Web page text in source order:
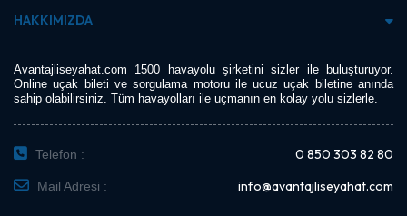
HAKKIMIZDA
Avantajliseyahat.com 1500 havayolu şirketini sizler ile buluşturuyor.
Online uçak bileti ve sorgulama motoru ile ucuz uçak biletine anında
sahip olabilirsiniz. Tüm havayolları ile uçmanın en kolay yolu sizlerle.
Telefon : 0 850 303 82 80
Mail Adresi : info@avantajliseyahat.com